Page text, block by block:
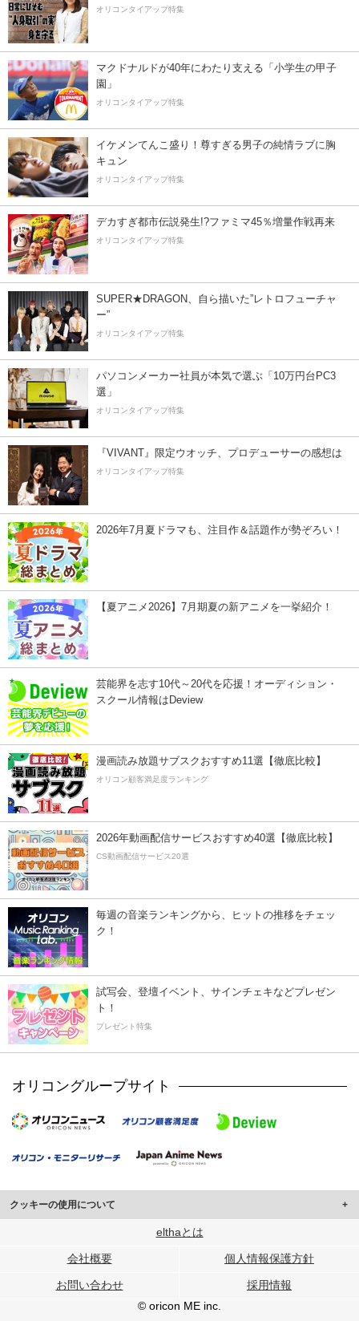
オリコンタイアップ特集
マクドナルドが40年にわたり支える「小学生の甲子
園」
オリコンタイアップ特集
イケメンてんこ盛り！尊すぎる男子の純情ラブに胸
キュン
オリコンタイアップ特集
デカすぎ都市伝説発生!?ファミマ45％増量作戦再来
オリコンタイアップ特集
SUPER★DRAGON、自ら描いた”レトロフューチャ
ー”
オリコンタイアップ特集
パソコンメーカー社員が本気で選ぶ「10万円台PC3
選」
オリコンタイアップ特集
『VIVANT』限定ウオッチ、プロデューサーの感想は
オリコンタイアップ特集
2026年7月夏ドラマも、注目作＆話題作が勢ぞろい！
【夏アニメ2026】7月期夏の新アニメを一挙紹介！
芸能界を志す10代～20代を応援！オーディション・
スクール情報はDeview
漫画読み放題サブスクおすすめ11選【徹底比較】
オリコン顧客満足度ランキング
2026年動画配信サービスおすすめ40選【徹底比較】
CS動画配信サービス20選
毎週の音楽ランキングから、ヒットの推移をチェッ
ク！
試写会、登壇イベント、サインチェキなどプレゼン
ト！
プレゼント特集
オリコングループサイト
クッキーの使用について
このサイトでは Cookie を使用して、ユーザーに合わせたコンテンツや広告の
行っています。
メディアや広告配信、データ解析の各パートナーに提供しています。
各パートナーは、この情報とユーザーが各パートナーに提供した他の情報や、
ユーザーが各パートナーのサービスを使用したときに収集した他の情報を組み
elthaとは
会社概要 個人情報保護方針
お問い合わせ
採用情報
© oricon ME inc.